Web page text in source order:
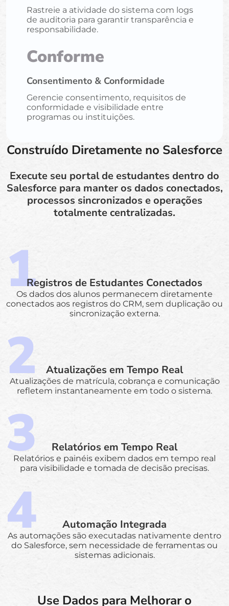
Rastreie a atividade do sistema com logs
de auditoria para garantir transparência e
responsabilidade.
Conforme
Consentimento & Conformidade
Gerencie consentimento, requisitos de
conformidade e visibilidade entre
programas ou instituições.
Construído Diretamente no Salesforce
Execute seu portal de estudantes dentro do
Salesforce para manter os dados conectados,
processos sincronizados e operações
totalmente centralizadas.
Registros de Estudantes Conectados
Os dados dos alunos permanecem diretamente
conectados aos registros do CRM, sem duplicação ou
sincronização externa.
Atualizações em Tempo Real
Atualizações de matrícula, cobrança e comunicação
refletem instantaneamente em todo o sistema.
Relatórios em Tempo Real
Relatórios e painéis exibem dados em tempo real
para visibilidade e tomada de decisão precisas.
Automação Integrada
As automações são executadas nativamente dentro
do Salesforce, sem necessidade de ferramentas ou
sistemas adicionais.
Use Dados para Melhorar o